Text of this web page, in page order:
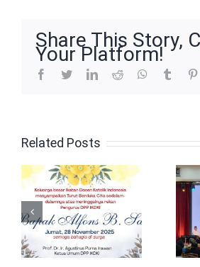
Share This Story,
Your Platform!
facebook
twitterlinkedinreddit whatsapptumblr
Related Posts
Turut
Berduka
untuk
Bapak
Alfons B.